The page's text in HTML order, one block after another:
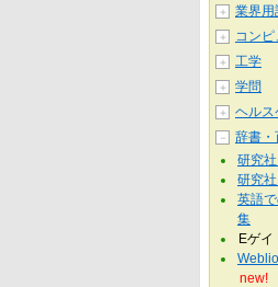
＋ 業界用
＋ コンピ
＋ 工学
＋ 学問
＋ ヘルス
－
辞書・
研究
研究
英語
集
Eゲイ
new!